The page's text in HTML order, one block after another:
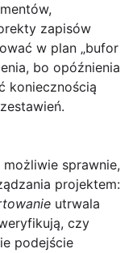
zapisów
w plan „bufor
bo opóźnienia
koniecznością
sprawnie,
projektem:
utrwala
czy
podejście